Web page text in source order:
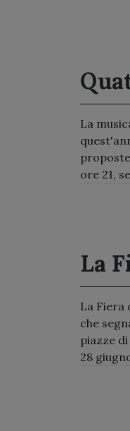
La
ore 21,
La
La Fiera
che
piazze
28